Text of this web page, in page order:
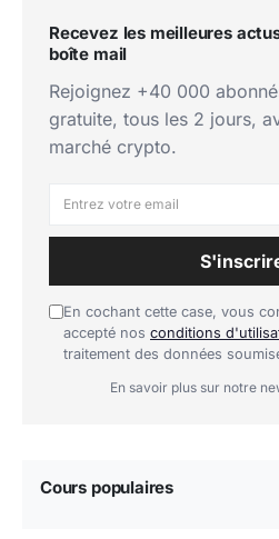
Recevez les meilleures
boîte mail
Rejoignez +40 000
gratuite, tous les 2 jours,
marché crypto.
En cochant cette case, vous
accepté nos conditions
traitement des données
En savoir plus sur notre
Cours populaires